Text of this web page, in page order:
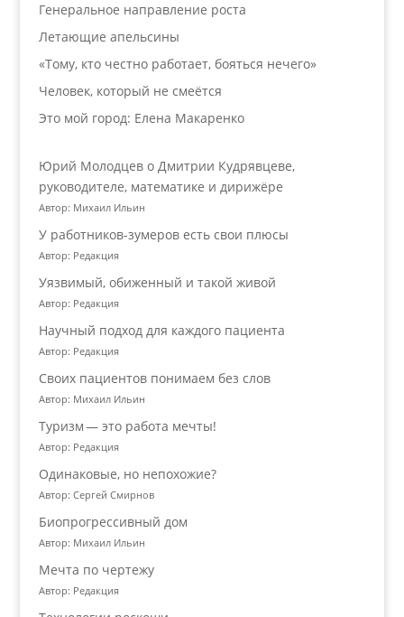
Генеральное направление роста
Летающие апельсины
«Тому, кто честно работает, бояться нечего»
Человек, который не смеётся
Это мой город: Елена Макаренко
Юрий Молодцев о Дмитрии Кудрявцеве,
руководителе, математике и дирижёре
Автор: Михаил Ильин
У работников‑зумеров есть свои плюсы
Автор: Редакция
Уязвимый, обиженный и такой живой
Автор: Редакция
Научный подход для каждого пациента
Автор: Редакция
Своих пациентов понимаем без слов
Автор: Михаил Ильин
Туризм — это работа мечты!
Автор: Редакция
Одинаковые, но непохожие?
Автор: Сергей Смирнов
Биопрогрессивный дом
Автор: Михаил Ильин
Мечта по чертежу
Автор: Редакция